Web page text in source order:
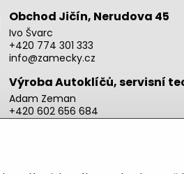
Obchod Jičín, Nerudova 45
Ivo Švarc
+420 774 301 333
info@zamecky.cz
Výroba Autoklíčů, servisní
Adam Zeman
+420 602 656 684